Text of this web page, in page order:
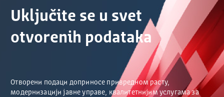
Uključite se u svet
otvorenih podataka
Отворени подаци доприносе привредном расту,
модернизацији јавне управе, квалитетнијим услугама за